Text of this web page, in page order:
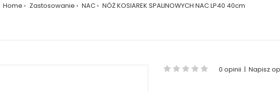
Home Zastosowanie NAC NÓŻ KOSIAREK SPALINOWYCH NAC LP40 40cm
0 opinii | Napisz